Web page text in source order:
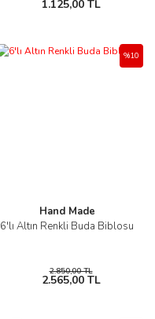
1.125,00 TL
Hand Made
6'lı Altın Renkli Buda Biblosu
%10
2.850,00 TL
2.565,00 TL